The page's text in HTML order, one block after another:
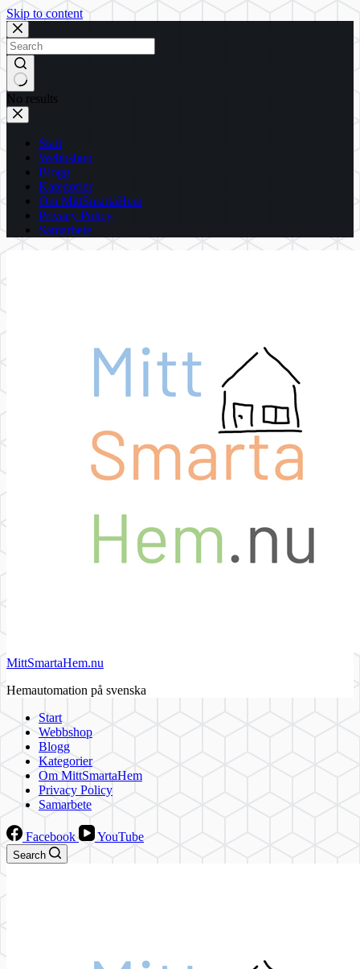
Skip to content
No results
Start
Webbshop
Blogg
Kategorier
Om MittSmartaHem
Privacy Policy
Samarbete
MittSmartaHem.nu
Hemautomation på svenska
Start
Webbshop
Blogg
Kategorier
Om MittSmartaHem
Privacy Policy
Samarbete
Facebook YouTube
Search